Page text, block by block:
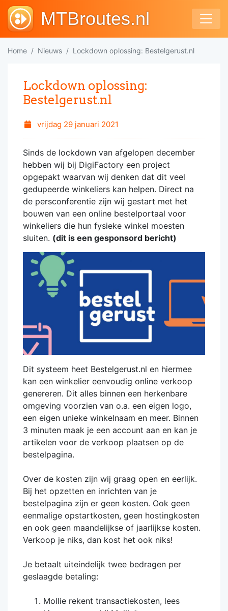
MTBroutes.nl
Home Nieuws Lockdown oplossing: Bestelgerust.nl
Lockdown oplossing:
Bestelgerust.nl
vrijdag 29 januari 2021
Sinds de lockdown van afgelopen december
hebben wij bij DigiFactory een project
opgepakt waarvan wij denken dat dit veel
gedupeerde winkeliers kan helpen. Direct na
de persconferentie zijn wij gestart met het
bouwen van een online bestelportaal voor
winkeliers die hun fysieke winkel moesten
sluiten. (dit is een gesponsord bericht)
Dit systeem heet Bestelgerust.nl en hiermee
kan een winkelier eenvoudig online verkoop
genereren. Dit alles binnen een herkenbare
omgeving voorzien van o.a. een eigen logo,
een eigen unieke winkelnaam en meer. Binnen
3 minuten maak je een account aan en kan je
artikelen voor de verkoop plaatsen op de
bestelpagina.
Over de kosten zijn wij graag open en eerlijk.
Bij het opzetten en inrichten van je
bestelpagina zijn er geen kosten. Ook geen
eenmalige opstartkosten, geen hostingkosten
en ook geen maandelijkse of jaarlijkse kosten.
Verkoop je niks, dan kost het ook niks!
Je betaalt uiteindelijk twee bedragen per
geslaagde betaling:
Mollie rekent transactiekosten, lees